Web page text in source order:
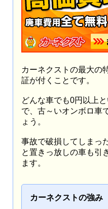
カーネクストの最大の
証が付くことです。
どんな車でも0円以上
で、古～いオンボロ車
ょう。
事故で破損してしまっ
と置きっ放しの車も引
ます。
カーネクストの強み